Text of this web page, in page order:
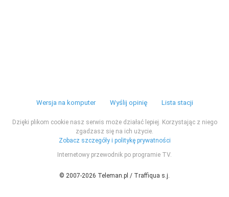
Wersja na komputer Wyślij opinię Lista stacji
Dzięki plikom cookie nasz serwis może działać lepiej. Korzystając z niego
zgadzasz się na ich użycie.
Zobacz szczegóły i politykę prywatności
Internetowy przewodnik po programie TV.
© 2007-2026 Teleman.pl / Traffiqua s.j.